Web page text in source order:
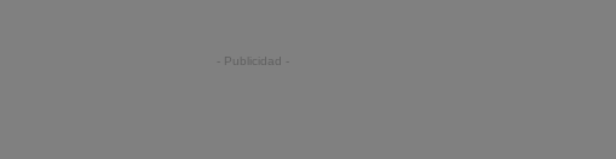
- Publicidad -